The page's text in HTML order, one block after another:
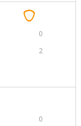
0
2
0